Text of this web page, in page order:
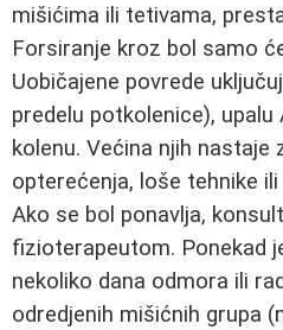
mišićima ili tetivama,
Forsiranje kroz bol samo
Uobičajene povrede
predelu potkolenice),
kolenu. Većina njih nastaje
opterećenja, loše tehnike
Ako se bol ponavlja,
fizioterapeutom. Ponekad
nekoliko dana odmora ili
odredjenih mišićnih grupa